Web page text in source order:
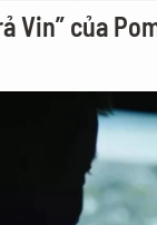
Vin” của